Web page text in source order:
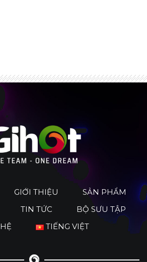
GIỚI THIỆU
SẢN PHẨM
TIN TỨC
BỘ SƯU TẬP
TIẾNG VIỆT